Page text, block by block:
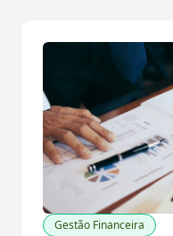
Gestão Financeira